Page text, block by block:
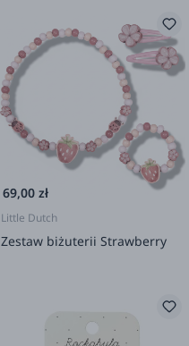
69,00 zł
Little Dutch
Zestaw biżuterii Strawberry